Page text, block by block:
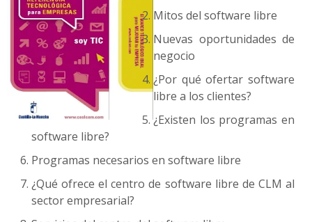
Mitos del software libre
Nuevas oportunidades de
negocio
¿Por qué ofertar software
libre a los clientes?
¿Existen los programas en
software libre?
Programas necesarios en software libre
¿Qué ofrece el centro de software libre de CLM al
sector empresarial?